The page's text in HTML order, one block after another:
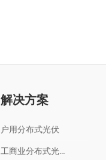
解决方案
户用分布式光伏
工商业分布式光伏